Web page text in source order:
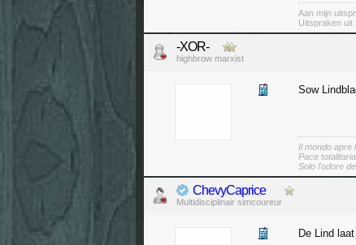
Aan mijn
Uitspraken uit
-XOR-
highbrow marxist
Sow
Il mondo apre
Pace totalitaria
Solo l'odore
ChevyCaprice
Multidisciplinair simcoureur
De Lind